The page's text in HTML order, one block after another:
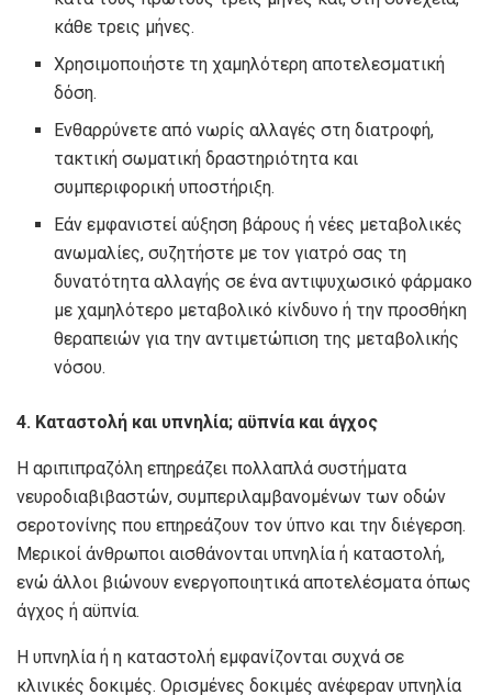
κάθε τρεις μήνες.
Χρησιμοποιήστε τη χαμηλότερη αποτελεσματική
δόση.
Ενθαρρύνετε από νωρίς αλλαγές στη διατροφή,
τακτική σωματική δραστηριότητα και
συμπεριφορική υποστήριξη.
Εάν εμφανιστεί αύξηση βάρους ή νέες μεταβολικές
ανωμαλίες, συζητήστε με τον γιατρό σας τη
δυνατότητα αλλαγής σε ένα αντιψυχωσικό φάρμακο
με χαμηλότερο μεταβολικό κίνδυνο ή την προσθήκη
θεραπειών για την αντιμετώπιση της μεταβολικής
νόσου.
4. Καταστολή και υπνηλία; αϋπνία και άγχος
Η αριπιπραζόλη επηρεάζει πολλαπλά συστήματα
νευροδιαβιβαστών, συμπεριλαμβανομένων των οδών
σεροτονίνης που επηρεάζουν τον ύπνο και την διέγερση.
Μερικοί άνθρωποι αισθάνονται υπνηλία ή καταστολή,
ενώ άλλοι βιώνουν ενεργοποιητικά αποτελέσματα όπως
άγχος ή αϋπνία.
Η υπνηλία ή η καταστολή εμφανίζονται συχνά σε
κλινικές δοκιμές. Ορισμένες δοκιμές ανέφεραν υπνηλία